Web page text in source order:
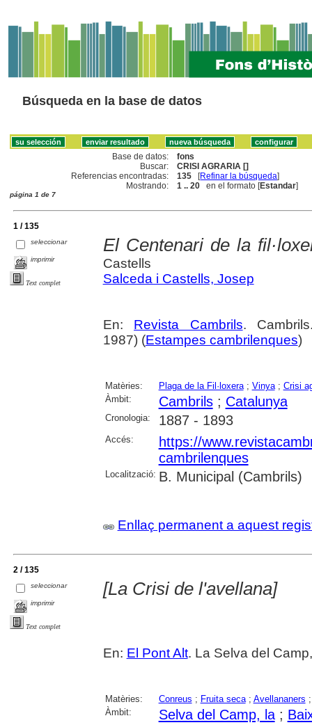
Búsqueda en la base de datos
Base de datos:
fons
Buscar:
CRISI AGRARIA []
Referencias encontradas:
135 [Refinar la búsqueda]
Mostrando:
1 .. 20 en el formato [Estandar]
página 1 de 7
1 / 135
seleccionar
imprimir
Text complet
El Centenari de la
Castells
Salceda i Castells, Josep
En: Revista Cambrils.
1987) (Estampes cambrilenques)
Matèries: Plaga de la Fil·loxera; Vinya; Crisi
Àmbit:
Cambrils; Catalunya
Cronologia: 1887 - 1893
Accés:
https://
cambrilenques
Localització: B. Municipal (Cambrils)
Enllaç permanent a aquest
2 / 135
seleccionar
imprimir
Text complet
[La Crisi de l'avellana]
En: El Pont Alt. La Selva del
Matèries: Conreus ; Fruita seca; Avellananers
Àmbit:
Selva del Camp, la;